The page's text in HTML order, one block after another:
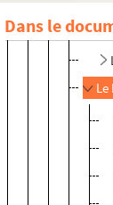
Dans le